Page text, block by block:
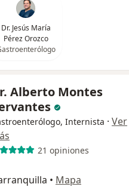
Dr. Jesús María
Pérez Orozco
Alberto Montes
Internista · Ver
21 opiniones
• Mapa